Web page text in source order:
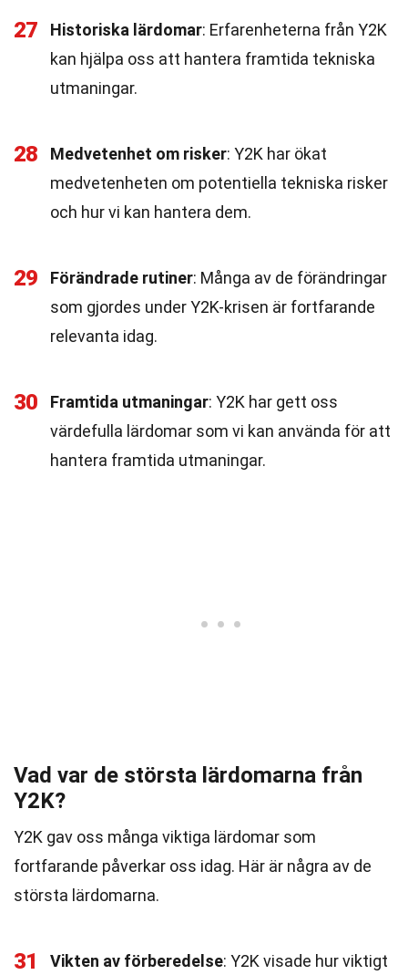
27 Historiska lärdomar: Erfarenheterna från Y2K
kan hjälpa oss att hantera framtida tekniska
utmaningar.
28 Medvetenhet om risker: Y2K har ökat
medvetenheten om potentiella tekniska risker
och hur vi kan hantera dem.
29 Förändrade rutiner: Många av de förändringar
som gjordes under Y2K-krisen är fortfarande
relevanta idag.
30 Framtida utmaningar: Y2K har gett oss
värdefulla lärdomar som vi kan använda för att
hantera framtida utmaningar.
Vad var de största lärdomarna från
Y2K?
Y2K gav oss många viktiga lärdomar som
fortfarande påverkar oss idag. Här är några av de
största lärdomarna.
31 Vikten av förberedelse: Y2K visade hur viktigt